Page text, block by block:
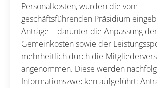
Personalkosten, wurden die vom
geschäftsführenden Präsidium
Anträge – darunter die Anpassung der
Gemeinkosten sowie der
mehrheitlich durch die
angenommen. Diese werden
Informationszwecken aufgeführt: